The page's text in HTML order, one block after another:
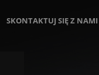
SKONTAKTUJ SIĘ Z NAMI